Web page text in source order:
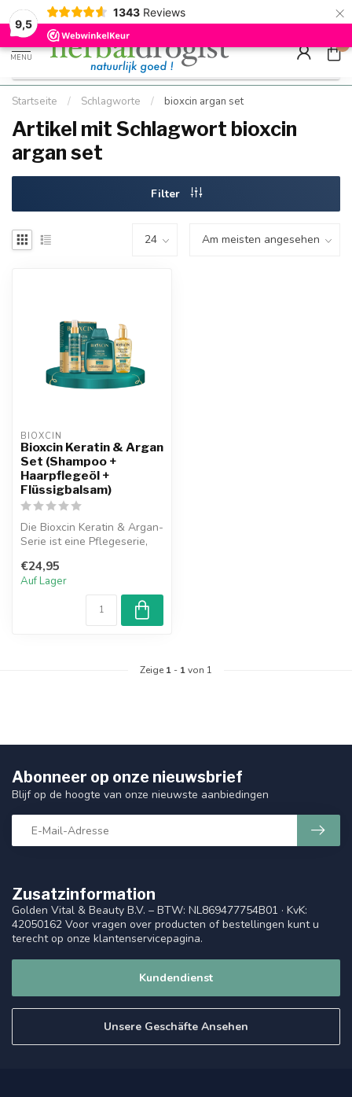
9,5
1343 Reviews ×
Kostenloser DE-Versand ab Mindestbestellwert |
Schnell geliefert
Minimum
Hızlı
MENU
0
Startseite / Schlagworte / bioxcin argan set
Artikel mit Schlagwort bioxcin
argan set
Filter
BIOXCIN
Bioxcin Keratin & Argan
Set (Shampoo +
Haarpflegeöl +
Flüssigbalsam)
Die Bioxcin Keratin & Argan-
Serie ist eine Pflegeserie,
€24,95
Auf Lager
Zeige 1 - 1von 1
Zusatzinformation
Golden Vital & Beauty B.V. – BTW: NL869477754B01 · KvK:
42050162 Voor vragen over producten of bestellingen kunt u
terecht op onze klantenservicepagina.
Kundendienst
Unsere Geschäfte Ansehen
Abonneer op onze nieuwsbrief
Blijf op de hoogte van onze nieuwste aanbiedingen